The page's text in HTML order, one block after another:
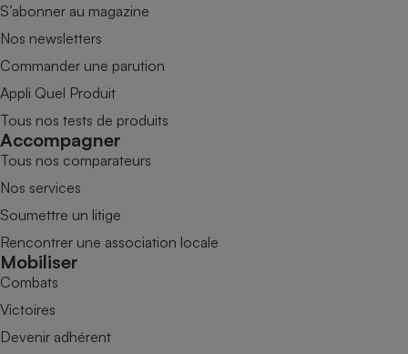
S’abonner au magazine
Nos newsletters
Commander une parution
Appli Quel Produit
Tous nos tests de produits
Accompagner
Tous nos comparateurs
Nos services
Soumettre un litige
Rencontrer une association locale
Mobiliser
Combats
Victoires
Devenir adhérent